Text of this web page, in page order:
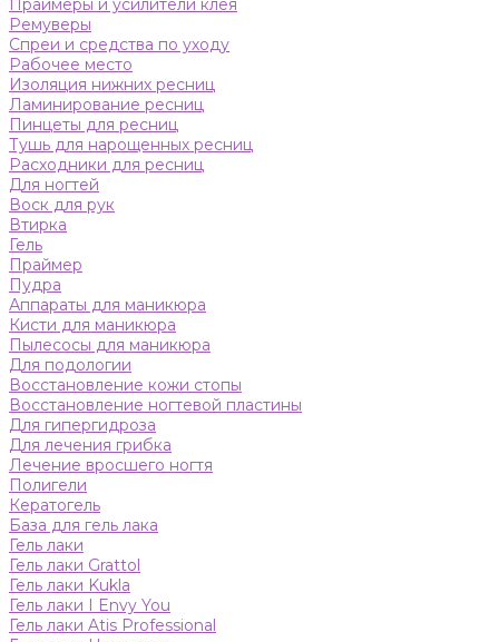
Праймеры и усилители клея
Ремуверы
Спреи и средства по уходу
Рабочее место
Изоляция нижних ресниц
Ламинирование ресниц
Пинцеты для ресниц
Тушь для нарощенных ресниц
Расходники для ресниц
Для ногтей
Воск для рук
Втирка
Гель
Праймер
Пудра
Аппараты для маникюра
Кисти для маникюра
Пылесосы для маникюра
Для подологии
Восстановление кожи стопы
Восстановление ногтевой пластины
Для гипергидроза
Для лечения грибка
Лечение вросшего ногтя
Полигели
Кератогель
База для гель лака
Гель лаки
Гель лаки Grattol
Гель лаки Kukla
Гель лаки I Envy You
Гель лаки Atis Professional